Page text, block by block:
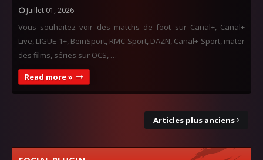
Juillet 01, 2026
Vous souhaitez voir des matchs de foot sur Canal+, Canal+
Live, LIGUE 1+, BeinSport, RMC Sport, DAZN, Canal+ Sport, mater
des films, séries sur OCS, …
Read more »
Articles plus anciens